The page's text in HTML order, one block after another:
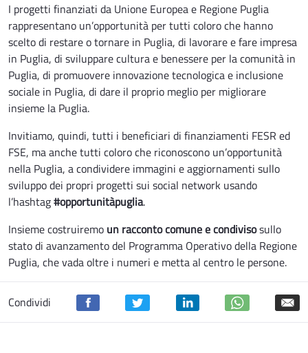
I progetti finanziati da Unione Europea e Regione Puglia
rappresentano un’opportunità per tutti coloro che hanno
scelto di restare o tornare in Puglia, di lavorare e fare impresa
in Puglia, di sviluppare cultura e benessere per la comunità in
Puglia, di promuovere innovazione tecnologica e inclusione
sociale in Puglia, di dare il proprio meglio per migliorare
insieme la Puglia.
Invitiamo, quindi, tutti i beneficiari di finanziamenti FESR ed
FSE, ma anche tutti coloro che riconoscono un’opportunità
nella Puglia, a condividere immagini e aggiornamenti sullo
sviluppo dei propri progetti sui social network usando
l’hashtag#opportunitàpuglia.
Insieme costruiremo un racconto comune e condivisosullo
stato di avanzamento del Programma Operativo della Regione
Puglia, che vada oltre i numeri e metta al centro le persone.
Condividi